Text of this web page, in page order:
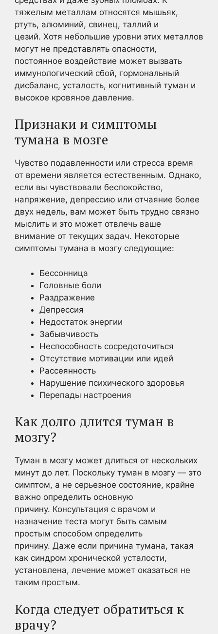
тяжелым металлам относятся мышьяк,
ртуть, алюминий, свинец, таллий и
цезий. Хотя небольшие уровни этих металлов
могут не представлять опасности,
постоянное воздействие может вызвать
иммунологический сбой, гормональный
дисбаланс, усталость, когнитивный туман и
высокое кровяное давление.
Признаки и симптомы
тумана в мозге
Чувство подавленности или стресса время
от времени является естественным. Однако,
если вы чувствовали беспокойство,
напряжение, депрессию или отчаяние более
двух недель, вам может быть трудно связно
мыслить и это может отвлечь ваше
внимание от текущих задач. Некоторые
симптомы тумана в мозгу следующие:
Бессонница
Головные боли
Раздражение
Депрессия
Недостаток энергии
Забывчивость
Неспособность сосредоточиться
Отсутствие мотивации или идей
Рассеянность
Нарушение психического здоровья
Перепады настроения
Как долго длится туман в
мозгу?
Туман в мозгу может длиться от нескольких
минут до лет. Поскольку туман в мозгу — это
симптом, а не серьезное состояние, крайне
важно определить основную
причину. Консультация с врачом и
назначение теста могут быть самым
простым способом определить
причину. Даже если причина тумана, такая
как синдром хронической усталости,
установлена, лечение может оказаться не
таким простым.
Когда следует обратиться к
врачу?